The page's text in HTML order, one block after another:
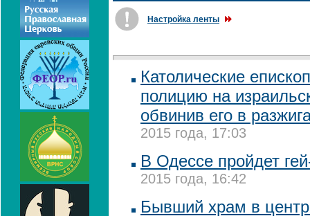
Настройка ленты
Католические
полицию на
обвинив его в
2015 года, 17:03
В Одессе пройдет
2015 года, 16:42
Бывший храм в